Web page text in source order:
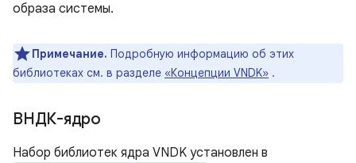
образа системы.
Примечание. Подробную информацию об этих
библиотеках см. в разделе «Концепции VNDK» .
ВНДК-ядро
Набор библиотек ядра VNDK установлен в